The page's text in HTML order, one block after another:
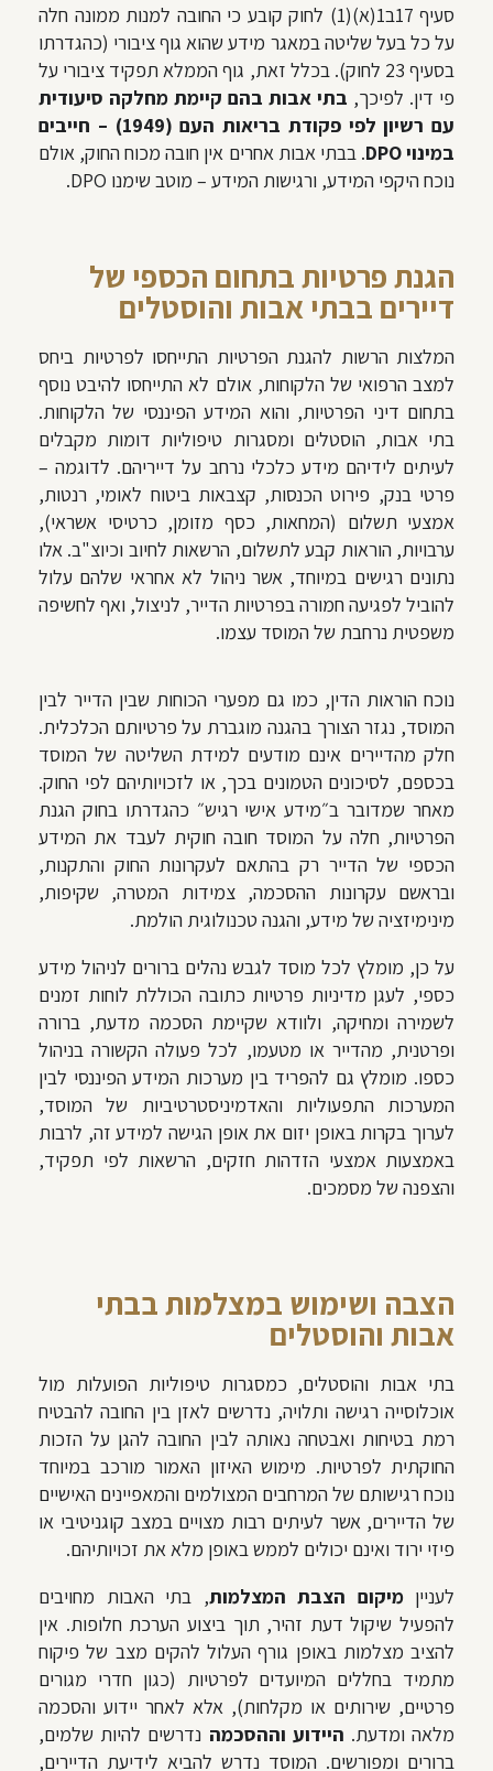
סעיף 17ב1(א)(1) לחוק קובע כי החובה למנות ממונה חלה
על כל בעל שליטה במאגר מידע שהוא גוף ציבורי (כהגדרתו
בסעיף 23 לחוק). בכלל זאת, גוף הממלא תפקיד ציבורי על
פי דין. לפיכך, בתי אבות בהם קיימת מחלקה סיעודית
עם רשיון לפי פקודת בריאות העם (1949) – חייבים
במינוי DPO
. בבתי אבות אחרים אין חובה מכוח החוק, אולם
נוכח היקפי המידע, ורגישות המידע – מוטב שימנו DPO.
הגנת פרטיות בתחום הכספי של
דיירים בבתי אבות והוסטלים
המלצות הרשות להגנת הפרטיות התייחסו לפרטיות ביחס
למצב הרפואי של הלקוחות, אולם לא התייחסו להיבט נוסף
בתחום דיני הפרטיות, והוא המידע הפיננסי של הלקוחות.
בתי אבות, הוסטלים ומסגרות טיפוליות דומות מקבלים
לעיתים לידיהם מידע כלכלי נרחב על דייריהם. לדוגמה –
פרטי בנק, פירוט הכנסות, קצבאות ביטוח לאומי, רנטות,
אמצעי תשלום (המחאות, כסף מזומן, כרטיסי אשראי),
ערבויות, הוראות קבע לתשלום, הרשאות לחיוב וכיוצ"ב. אלו
נתונים רגישים במיוחד, אשר ניהול לא אחראי שלהם עלול
להוביל לפגיעה חמורה בפרטיות הדייר, לניצול, ואף לחשיפה
משפטית נרחבת של המוסד עצמו.
נוכח הוראות הדין, כמו גם מפערי הכוחות שבין הדייר לבין
המוסד, נגזר הצורך בהגנה מוגברת על פרטיותם הכלכלית.
חלק מהדיירים אינם מודעים למידת השליטה של המוסד
בכספם, לסיכונים הטמונים בכך, או לזכויותיהם לפי החוק.
מאחר שמדובר ב״מידע אישי רגיש״ כהגדרתו בחוק הגנת
הפרטיות, חלה על המוסד חובה חוקית לעבד את המידע
הכספי של הדייר רק בהתאם לעקרונות החוק והתקנות,
ובראשם עקרונות ההסכמה, צמידות המטרה, שקיפות,
מינימיזציה של מידע, והגנה טכנולוגית הולמת.
על כן, מומלץ לכל מוסד לגבש נהלים ברורים לניהול מידע
כספי, לעגן מדיניות פרטיות כתובה הכוללת לוחות זמנים
לשמירה ומחיקה, ולוודא שקיימת הסכמה מדעת, ברורה
ופרטנית, מהדייר או מטעמו, לכל פעולה הקשורה בניהול
כספו. מומלץ גם להפריד בין מערכות המידע הפיננסי לבין
המערכות התפעוליות והאדמיניסטרטיביות של המוסד,
לערוך בקרות באופן יזום את אופן הגישה למידע זה, לרבות
באמצעות אמצעי הזדהות חזקים, הרשאות לפי תפקיד,
והצפנה של מסמכים.
הצבה ושימוש במצלמות בבתי
אבות והוסטלים
בתי אבות והוסטלים, כמסגרות טיפוליות הפועלות מול
אוכלוסייה רגישה ותלויה, נדרשים לאזן בין החובה להבטיח
רמת בטיחות ואבטחה נאותה לבין החובה להגן על הזכות
החוקתית לפרטיות. מימוש האיזון האמור מורכב במיוחד
נוכח רגישותם של המרחבים המצולמים והמאפיינים האישיים
של הדיירים, אשר לעיתים רבות מצויים במצב קוגניטיבי או
פיזי ירוד ואינם יכולים לממש באופן מלא את זכויותיהם.
לענייןמיקום הצבת המצלמות, בתי האבות מחויבים
להפעיל שיקול דעת זהיר, תוך ביצוע הערכת חלופות. אין
להציב מצלמות באופן גורף העלול להקים מצב של פיקוח
מתמיד בחללים המיועדים לפרטיות (כגון חדרי מגורים
פרטיים, שירותים או מקלחות), אלא לאחר יידוע והסכמה
מלאה ומדעת. היידוע וההסכמה נדרשים להיות שלמים,
ברורים ומפורשים. המוסד נדרש להביא לידיעת הדיירים,